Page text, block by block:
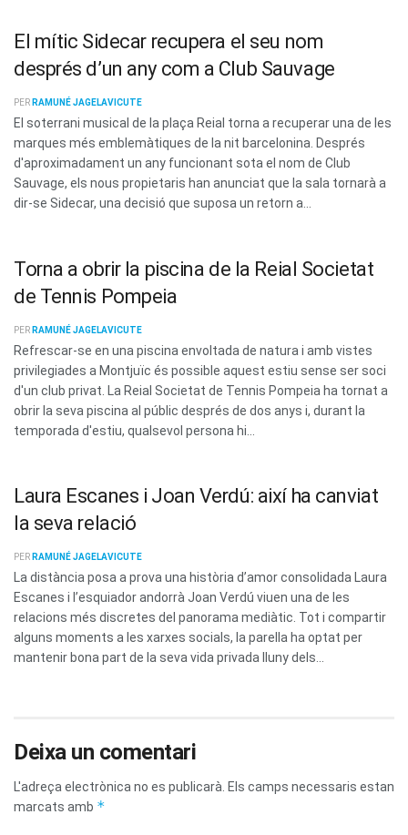
El mític Sidecar recupera el seu nom
després d’un any com a Club Sauvage
PER RAMUNÉ JAGELAVICUTE
El soterrani musical de la plaça Reial torna a recuperar una de les
marques més emblemàtiques de la nit barcelonina. Després
d'aproximadament un any funcionant sota el nom de Club
Sauvage, els nous propietaris han anunciat que la sala tornarà a
dir-se Sidecar, una decisió que suposa un retorn a...
Torna a obrir la piscina de la Reial Societat
de Tennis Pompeia
PER RAMUNÉ JAGELAVICUTE
Refrescar-se en una piscina envoltada de natura i amb vistes
privilegiades a Montjuïc és possible aquest estiu sense ser soci
d'un club privat. La Reial Societat de Tennis Pompeia ha tornat a
obrir la seva piscina al públic després de dos anys i, durant la
temporada d'estiu, qualsevol persona hi...
Laura Escanes i Joan Verdú: així ha canviat
la seva relació
PER RAMUNÉ JAGELAVICUTE
La distància posa a prova una història d’amor consolidada Laura
Escanes i l’esquiador andorrà Joan Verdú viuen una de les
relacions més discretes del panorama mediàtic. Tot i compartir
alguns moments a les xarxes socials, la parella ha optat per
mantenir bona part de la seva vida privada lluny dels...
Deixa un comentari
L'adreça electrònica no es publicarà. Els camps necessaris estan
marcats amb *